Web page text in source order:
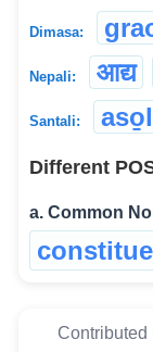
Dimasa:
Nepali: आद्य
Santali: aso̱l
Different
a. Common
Contributed